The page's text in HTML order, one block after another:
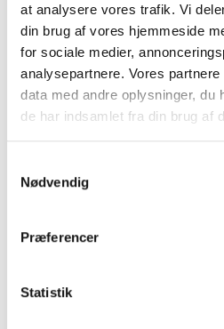
at analysere vores trafik. Vi
din brug af vores hjemmeside
for sociale medier,
analysepartnere. Vores
data med andre oplysninger, du
de har indsamlet fra din brug af
Nødvendig
Præferencer
Statistik
myndigheder. Derudover
spørgsmål og uklarheder
som trådte i kraft i oktober
Derfor inviterer Dansk
de seneste udviklinger
emballagereglerne. Her
de nye krav, der møder
håndteres i praksis. Der
og producentansvaret
Webinaret for frugt- og
11.00. Webinaret for